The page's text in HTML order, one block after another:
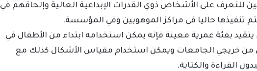
للتعرف على الأشخاص ذوي القدرات الإبداعية العالية وإلحاقهم في
يتم تنفيذها حاليا في مراكز الموهوبين وفي المؤسسة.
يتقيد بفئة عمرية معينة فإنه يمكن استخدامه ابتداء من الأطفال في
من خريجي الجامعات ويمكن استخدام مقياس الأشكال كذلك مع
القراءة والكتابة.